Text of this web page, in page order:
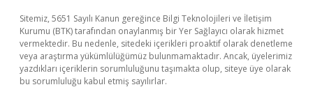
Sitemiz, 5651 Sayılı Kanun gereğince Bilgi Teknolojileri ve İletişim
Kurumu (BTK) tarafından onaylanmış bir Yer Sağlayıcı olarak hizmet
vermektedir. Bu nedenle, sitedeki içerikleri proaktif olarak denetleme
veya araştırma yükümlülüğümüz bulunmamaktadır. Ancak, üyelerimiz
yazdıkları içeriklerin sorumluluğunu taşımakta olup, siteye üye olarak
bu sorumluluğu kabul etmiş sayılırlar.